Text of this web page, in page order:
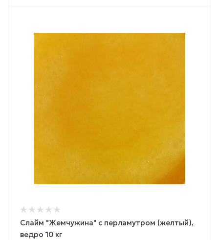
Слайм "Жемчужина" с перламутром (желтый),
ведро 10 кг